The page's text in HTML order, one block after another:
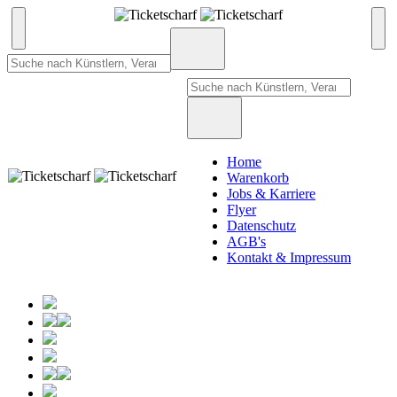
Home
Warenkorb
Jobs & Karriere
Flyer
Datenschutz
AGB's
Kontakt & Impressum